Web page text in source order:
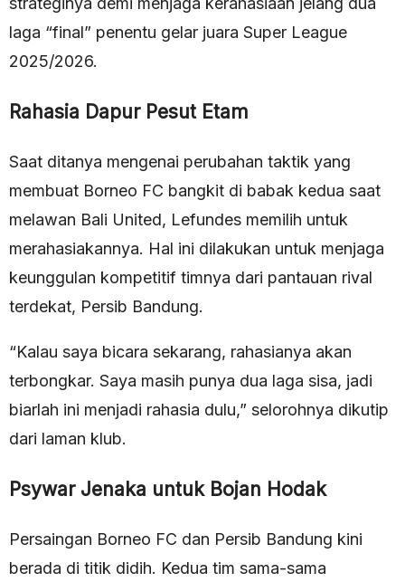
laga “final” penentu gelar juara Super League
2025/2026.
Rahasia Dapur Pesut Etam
Saat ditanya mengenai perubahan taktik yang
membuat Borneo FC bangkit di babak kedua saat
melawan Bali United, Lefundes memilih untuk
merahasiakannya. Hal ini dilakukan untuk menjaga
keunggulan kompetitif timnya dari pantauan rival
terdekat, Persib Bandung.
“Kalau saya bicara sekarang, rahasianya akan
terbongkar. Saya masih punya dua laga sisa, jadi
biarlah ini menjadi rahasia dulu,” selorohnya dikutip
dari laman klub.
Psywar Jenaka untuk Bojan Hodak
Persaingan Borneo FC dan Persib Bandung kini
berada di titik didih. Kedua tim sama-sama